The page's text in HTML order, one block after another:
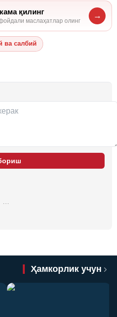
қилинг
маслаҳатлар олинг
→
ва салбий
…
Ҳамкорлик учун